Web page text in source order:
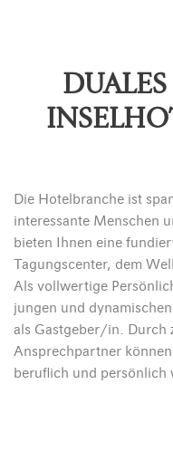
Die Hotelbranche ist
interessante Menschen
bieten Ihnen eine
Tagungscenter, dem
Als vollwertige
jungen und
als Gastgeber/in. Durch
Ansprechpartner
beruflich und persönlich